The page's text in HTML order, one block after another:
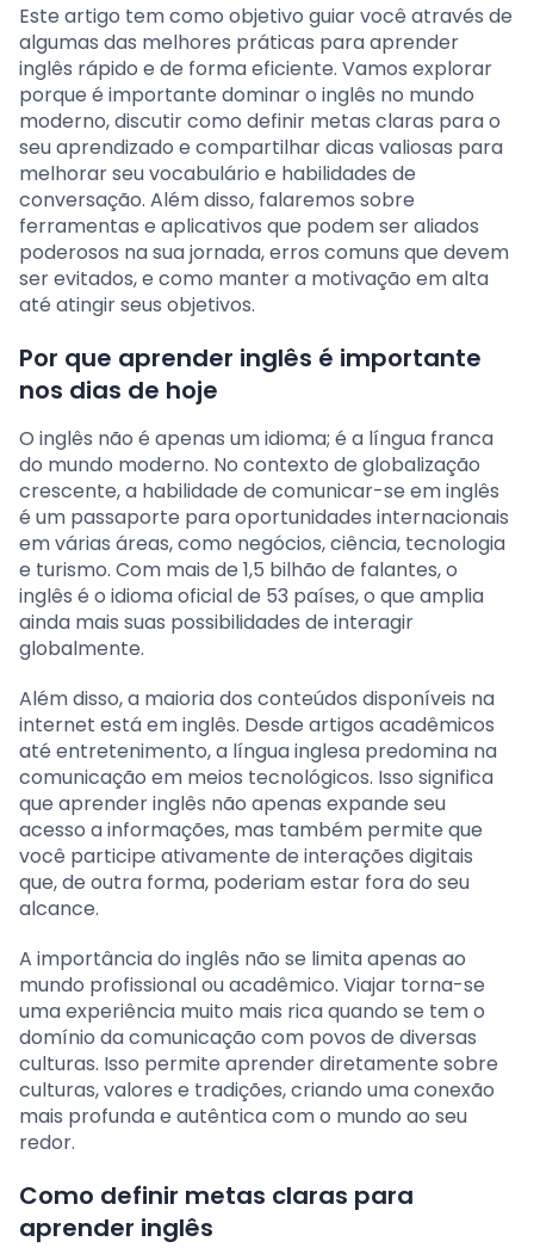
Este artigo tem como objetivo guiar você através de
algumas das melhores práticas para aprender
inglês rápido e de forma eficiente. Vamos explorar
porque é importante dominar o inglês no mundo
moderno, discutir como definir metas claras para o
seu aprendizado e compartilhar dicas valiosas para
melhorar seu vocabulário e habilidades de
conversação. Além disso, falaremos sobre
ferramentas e aplicativos que podem ser aliados
poderosos na sua jornada, erros comuns que devem
ser evitados, e como manter a motivação em alta
até atingir seus objetivos.
Por que aprender inglês é importante
nos dias de hoje
O inglês não é apenas um idioma; é a língua franca
do mundo moderno. No contexto de globalização
crescente, a habilidade de comunicar-se em inglês
é um passaporte para oportunidades internacionais
em várias áreas, como negócios, ciência, tecnologia
e turismo. Com mais de 1,5 bilhão de falantes, o
inglês é o idioma oficial de 53 países, o que amplia
ainda mais suas possibilidades de interagir
globalmente.
Além disso, a maioria dos conteúdos disponíveis na
internet está em inglês. Desde artigos acadêmicos
até entretenimento, a língua inglesa predomina na
comunicação em meios tecnológicos. Isso significa
que aprender inglês não apenas expande seu
acesso a informações, mas também permite que
você participe ativamente de interações digitais
que, de outra forma, poderiam estar fora do seu
alcance.
A importância do inglês não se limita apenas ao
mundo profissional ou acadêmico. Viajar torna-se
uma experiência muito mais rica quando se tem o
domínio da comunicação com povos de diversas
culturas. Isso permite aprender diretamente sobre
culturas, valores e tradições, criando uma conexão
mais profunda e autêntica com o mundo ao seu
redor.
Como definir metas claras para
aprender inglês